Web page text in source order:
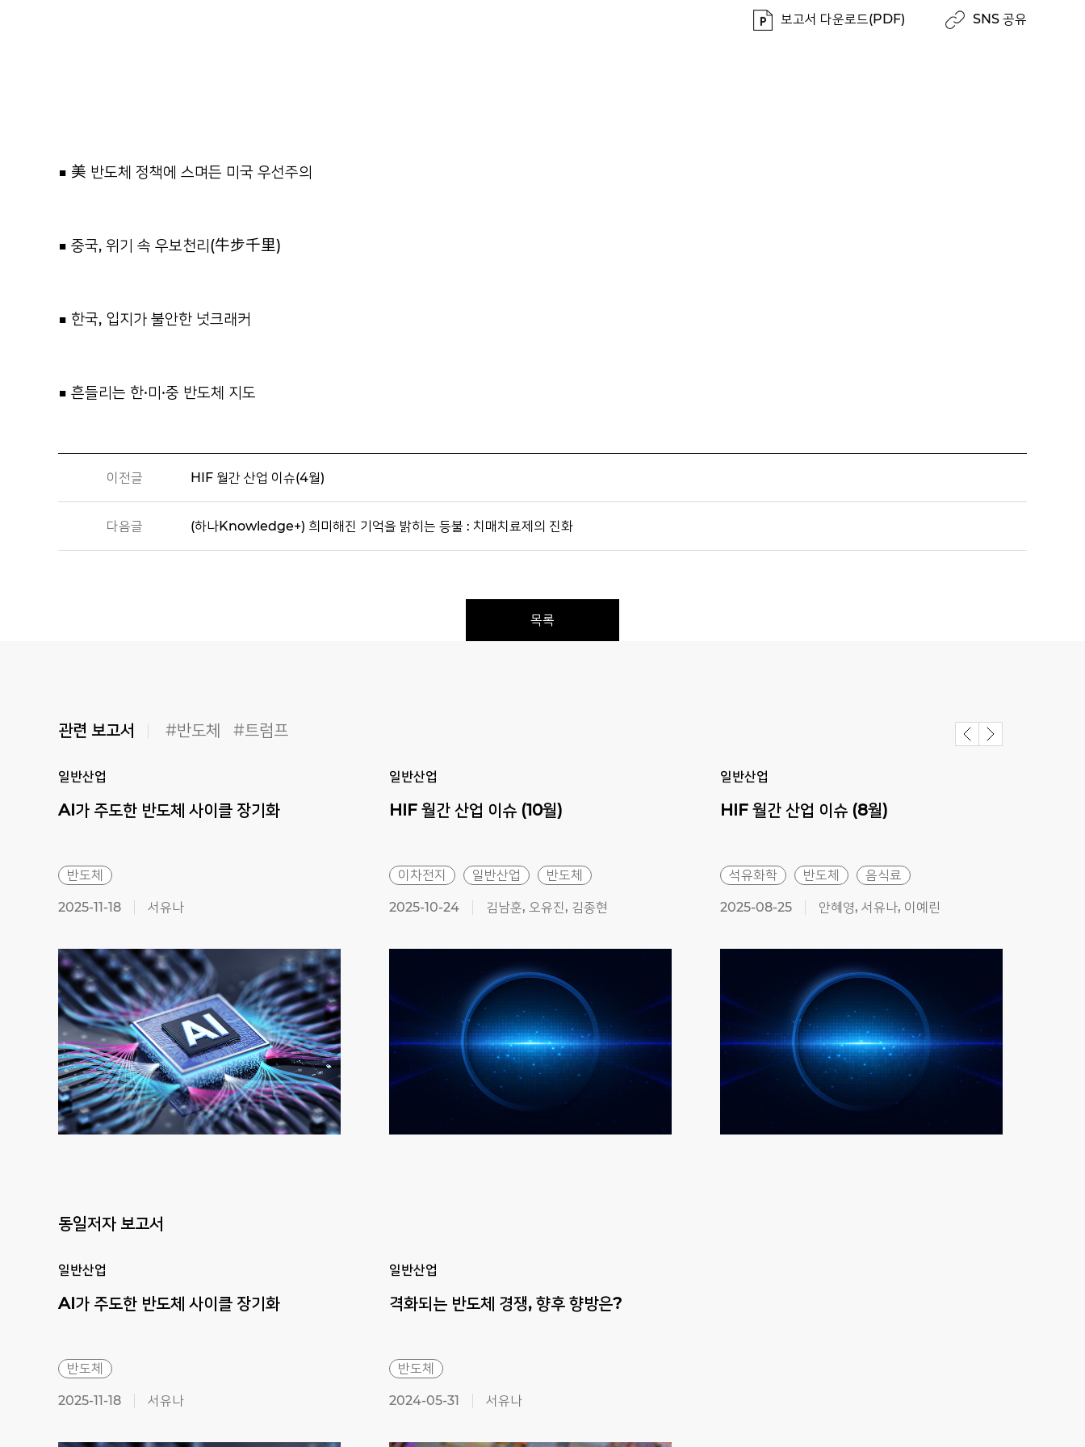
보고서 다운로드(PDF) SNS 공유
■ 美 반도체 정책에 스며든 미국 우선주의
■ 중국, 위기 속 우보천리(⽜步千⾥)
■ 한국, 입지가 불안한 넛크래커
■ 흔들리는 한·미·중 반도체 지도
이전글 HIF 월간 산업 이슈(4월)
다음글 (하나Knowledge+) 희미해진 기억을 밝히는 등불 : 치매치료제의 진화
목록
관련 보고서 #반도체 #트럼프
일반산업
AI가 주도한 반도체 사이클 장기화
반도체
2025-11-18 서유나
일반산업
HIF 월간 산업 이슈 (10월)
이차전지 일반산업 반도체
2025-10-24 김남훈, 오유진, 김종현
일반산업
HIF 월간 산업 이슈 (8월)
석유화학 반도체 음식료
2025-08-25 안혜영, 서유나, 이예린
동일저자 보고서
일반산업
AI가 주도한 반도체 사이클 장기화
반도체
2025-11-18 서유나
일반산업
격화되는 반도체 경쟁, 향후 향방은?
반도체
2024-05-31 서유나